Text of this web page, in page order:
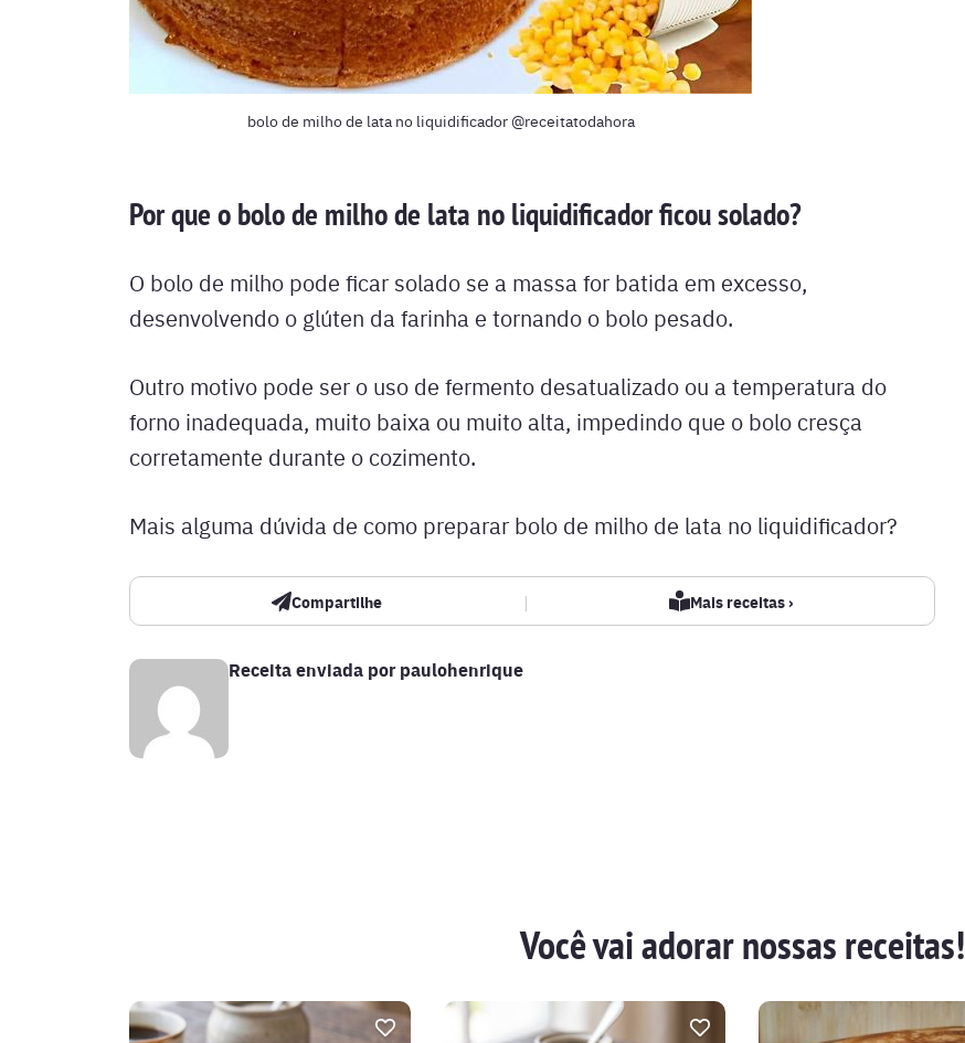
bolo de milho de lata no liquidificador @receitatodahora
Por que o bolo de milho de lata no liquidificador ficou solado?
O bolo de milho pode ficar solado se a massa for batida em excesso,
desenvolvendo o glúten da farinha e tornando o bolo pesado.
Outro motivo pode ser o uso de fermento desatualizado ou a temperatura do
forno inadequada, muito baixa ou muito alta, impedindo que o bolo cresça
corretamente durante o cozimento.
Mais alguma dúvida de como preparar bolo de milho de lata no liquidificador?
Compartilhe | Mais receitas ›
Receita enviada porpaulohenrique
Você vai adorar nossas receitas!